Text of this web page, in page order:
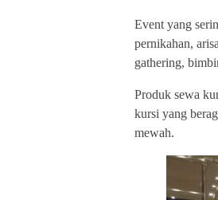
Event yang
pernikahan,
gathering,
Produk sewa
kursi yang
mewah.